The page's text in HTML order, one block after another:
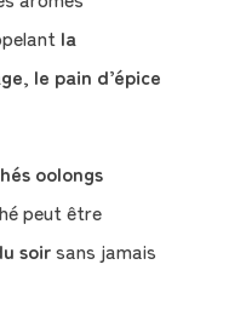
la
, le pain d’épice
oolongs
peut être
soirsans jamais